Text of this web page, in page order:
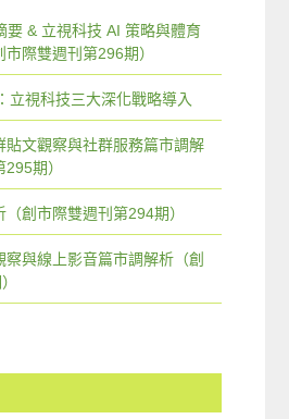
要 & 立視科技 AI 策略與體育
際雙週刊第296期）
立視科技三大深化戰略導入
貼文觀察與社群服務篇市調解
期）
創市際雙週刊第294期）
與線上影音篇市調解析（創